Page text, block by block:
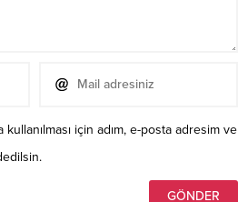
için adım, e-posta adresim ve